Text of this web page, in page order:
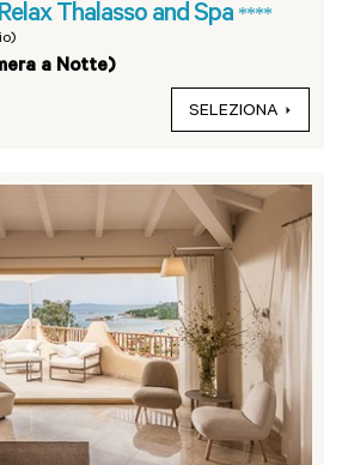
Thalasso and Spa ****
a Notte)
SELEZIONA